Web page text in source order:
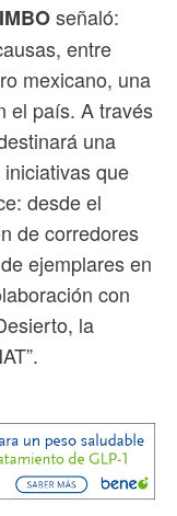
señaló:
entre
mexicano, una
el país. A través
una
que
desde el
de corredores
ejemplares en
con
la